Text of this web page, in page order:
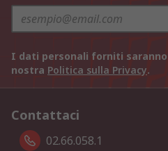
I dati personali forniti
nostra Politica sulla Privacy.
Contattaci
02.66.058.1